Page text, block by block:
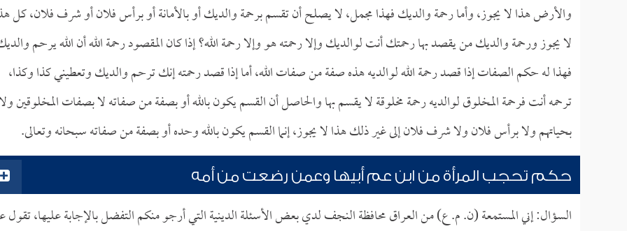
والأرض هذا لا يجوز، وأما رحمة والديك فهذا مجمل، لا يصلح أن تقسم برحمة والديك أو بالأمانة أو برأس فلان أو شرف فلان، كل
لا يجوز ورحمة والديك من يقصد بها رحمتك أنت لوالديك وإلا رحمته هو وإلا رحمة الله؟ إذا كان المقصود رحمة الله أن الله يرحم
فهذا له حكم الصفات إذا قصد رحمة الله لوالديه هذه صفة من صفات الله، أما إذا قصد رحمته إنك ترحم والديك وتعطيني كذا وكذا،
ترحمه أنت فرحمة المخلوق لوالديه رحمة مخلوقة لا يقسم بها والحاصل أن القسم يكون بالله أو بصفة من صفاته لا بصفات المخلوقين
بحياتهم ولا برأس فلان ولا شرف فلان إلى غير ذلك هذا لا يجوز، إنما القسم يكون بالله وحده أو بصفة من صفاته سبحانه وتعالى.
حكم تحجب المرأة من ابن عم أبيها وعمن رضعت من أمه
السؤال: إني المستمعة (ن. م. ع) من العراق محافظة النجف لدي بعض الأسئلة الدينية التي أرجو منكم التفضل بالإجابة عليها،